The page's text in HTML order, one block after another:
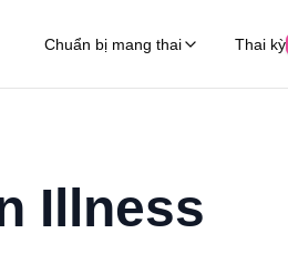
Chuẩn bị mang thai Thai kỳ
Illness